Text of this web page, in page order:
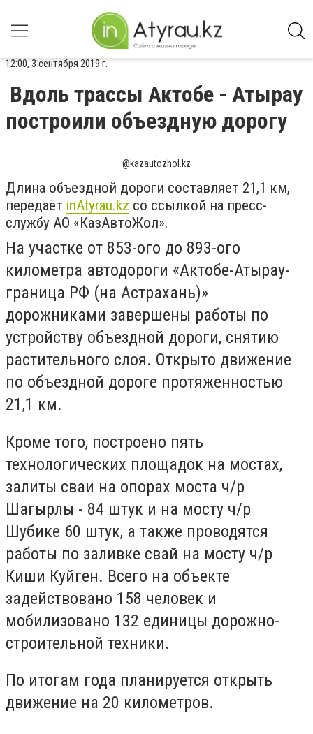
12:00, 3 сентября 2019 г.
Вдоль трассы Актобе - Атырау
построили объездную дорогу
@kazautozhol.kz
Длина объездной дороги составляет 21,1 км,
передаёт inAtyrau.kz со ссылкой на пресс-
службу АО «КазАвтоЖол».
На участке от 853-ого до 893-ого
километра автодороги «Актобе-Атырау-
граница РФ (на Астрахань)»
дорожниками завершены работы по
устройству объездной дороги, снятию
растительного слоя. Открыто движение
по объездной дороге протяженностью
21,1 км.
Кроме того, построено пять
технологических площадок на мостах,
залиты сваи на опорах моста ч/р
Шагырлы - 84 штук и на мосту ч/р
Шубике 60 штук, а также проводятся
работы по заливке свай на мосту ч/р
Киши Куйген. Всего на объекте
задействовано 158 человек и
мобилизовано 132 единицы дорожно-
строительной техники.
По итогам года планируется открыть
движение на 20 километров.